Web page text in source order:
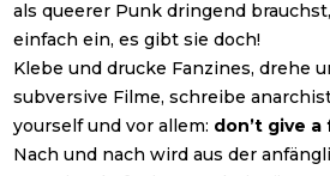
als queerer Punk dringend
einfach ein, es gibt sie doch!
Klebe und drucke Fanzines, drehe
subversive Filme, schreibe
yourself und vor allem: don’t give a
Nach und nach wird aus der